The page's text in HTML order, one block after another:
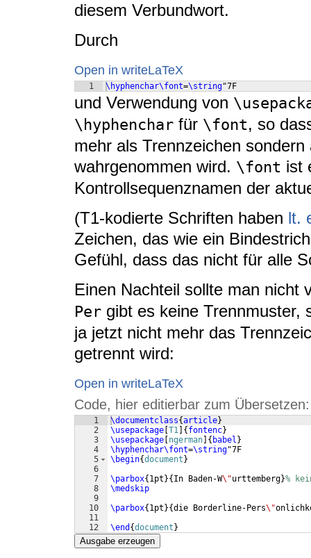
diesem Verbundwort.
Durch
Open in writeLaTeX
1 \hyphenchar\font=\string"7F
und Verwendung von
\hyphenchar für \font, so
mehr als Trennzeichen
wahrgenommen wird. \font ist
Kontrollsequenznamen der
(T1-kodierte Schriften haben lt.
Zeichen, das wie ein
Gefühl, dass das nicht für alle
Einen Nachteil sollte man
Per gibt es keine Trennmuster,
ja jetzt nicht mehr das
getrennt wird:
Open in writeLaTeX
Code, hier editierbar zum Übersetzen:
1
2
3
4
5
6
7
8
9
10
11
12
\documentclass{article}
\usepackage T1 { fontenc}
\usepackage ngerman { babel }
\hyphenchar\font=\string"7F
\begin{document }
\parbox{ 1pt }{ In Baden-W\"urttemberg}%
\medskip
\parbox{ 1pt }{die Borderline-Pers\"
\end {document }
Ausgabe erzeugen